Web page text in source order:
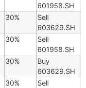
601958.SH
30%
Sell
603629.SH
30%
Sell
601958.SH
30%
Buy
603629.SH
30%
Sell